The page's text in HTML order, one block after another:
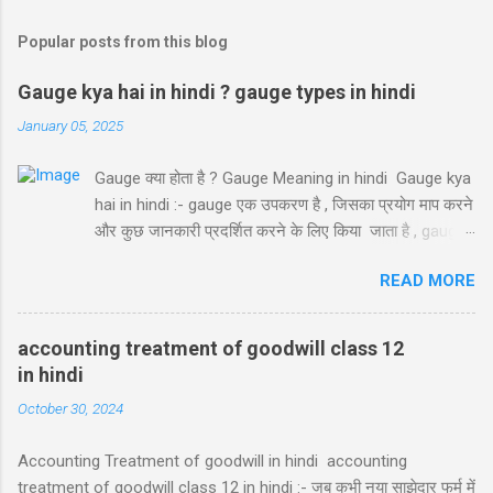
Popular posts from this blog
Gauge kya hai in hindi ? gauge types in hindi
January 05, 2025
Gauge क्या होता है ? Gauge Meaning in hindi Gauge kya
hai in hindi :- gauge एक उपकरण है , जिसका प्रयोग माप करने
और कुछ जानकारी प्रदर्शित करने के लिए किया जाता है , gauge
है। ये कई तरह के हो सकते है , जिससे द्वारा हम किसी work की
शुद्धता को measure करते है। सभी gauges के अलग अलग
functions होते है। जैसे कुछ gauge द्वारा हम length ,
thickness को measure कर सकते है , या हम gauge के द्वारा
monitor किया जा सकता है , Gauges को उनके functions के
( Gauge kya hai in hindi ) gauge kya hai in hindi विभिन
READ MORE
accounting treatment of goodwill class 12
in hindi
October 30, 2024
Accounting Treatment of goodwill in hindi accounting
treatment of goodwill class 12 in hindi :- जब कभी नया साझेदार फर्म में